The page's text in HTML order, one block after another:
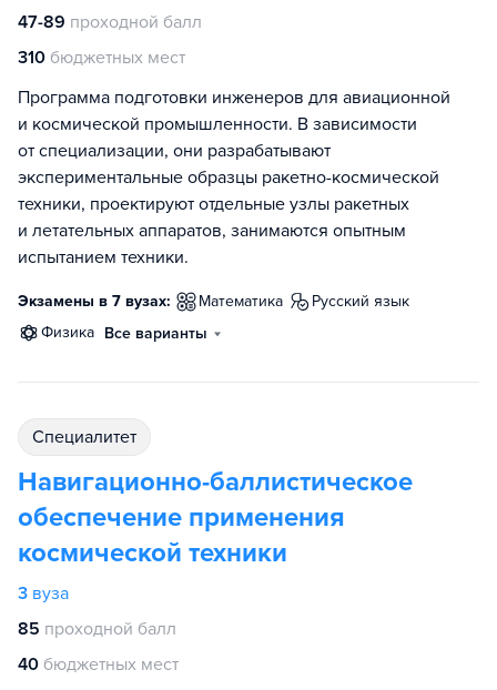
47-89 проходной балл
310 бюджетных мест
Программа подготовки инженеров для авиационной
и космической промышленности. В зависимости
от специализации, они разрабатывают
экспериментальные образцы ракетно-космической
техники, проектируют отдельные узлы ракетных
и летательных аппаратов, занимаются опытным
испытанием техники.
Экзамены в 7 вузах: математика
русский язык
физика Все варианты
специалитет
Навигационно-баллистическое
обеспечение применения
космической техники
3 вуза
85 проходной балл
40 бюджетных мест